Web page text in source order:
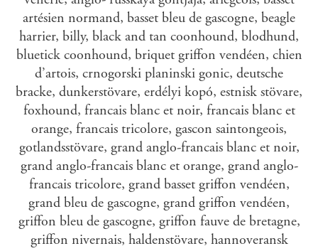
artésien normand, basset bleu de gascogne, beagle
harrier, billy, black and tan coonhound, blodhund,
bluetick coonhound, briquet griffon vendéen, chien
d’artois, crnogorski planinski gonic, deutsche
bracke, dunkerstövare, erdélyi kopó, estnisk stövare,
foxhound, francais blanc et noir, francais blanc et
orange, francais tricolore, gascon saintongeois,
gotlandsstövare, grand anglo-francais blanc et noir,
grand anglo-francais blanc et orange, grand anglo-
francais tricolore, grand basset griffon vendéen,
grand bleu de gascogne, grand griffon vendéen,
griffon bleu de gascogne, griffon fauve de bretagne,
griffon nivernais, haldenstövare, hannoveransk